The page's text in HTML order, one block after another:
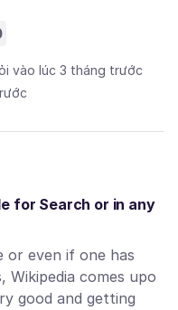
vào lúc 3 tháng trước
for Search or in any
or even if one has
Wikipedia comes upo
good and getting